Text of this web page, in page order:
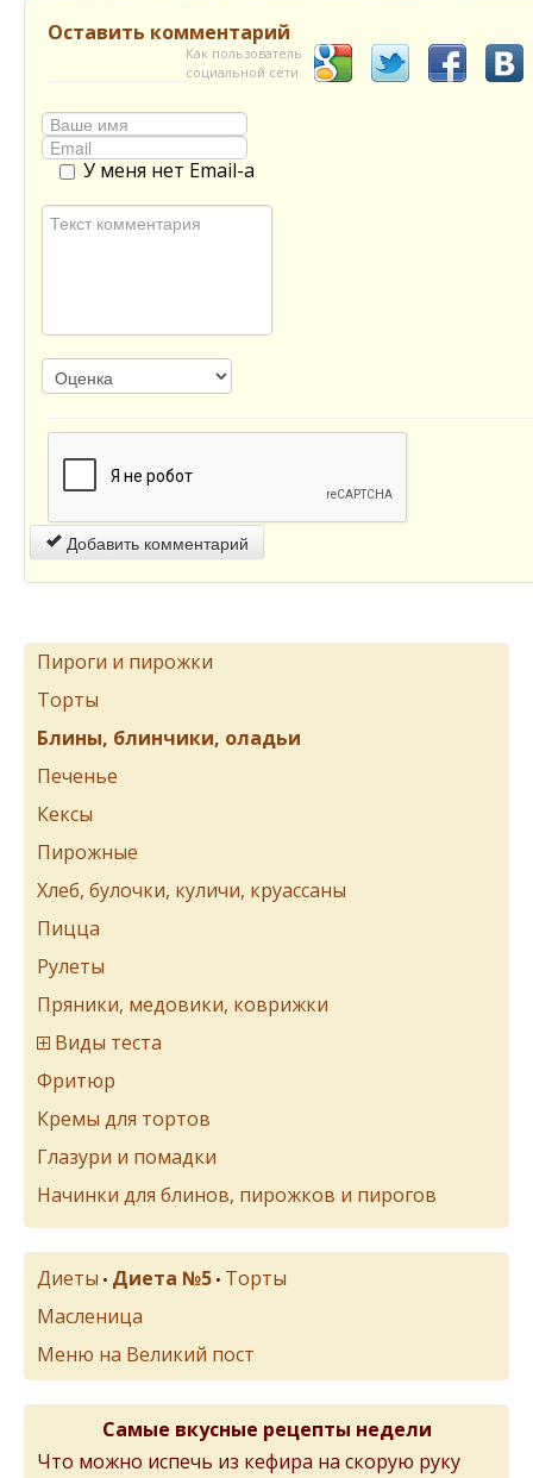
Оставить комментарий
Как пользователь
социальной сети
У меня нет Email-а
Добавить комментарий
Пироги и пирожки
Торты
Блины, блинчики, оладьи
Печенье
Кексы
Пирожные
Хлеб, булочки, куличи, круассаны
Пицца
Рулеты
Пряники, медовики, коврижки
Виды теста
Фритюр
Кремы для тортов
Глазури и помадки
Начинки для блинов, пирожков и пирогов
Диеты • Диета №5 • Торты
Масленица
Меню на Великий пост
Самые вкусные рецепты недели
Что можно испечь из кефира на скорую руку